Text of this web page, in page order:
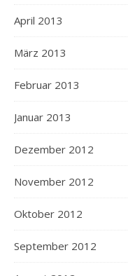
April 2013
März 2013
Februar 2013
Januar 2013
Dezember 2012
November 2012
Oktober 2012
September 2012